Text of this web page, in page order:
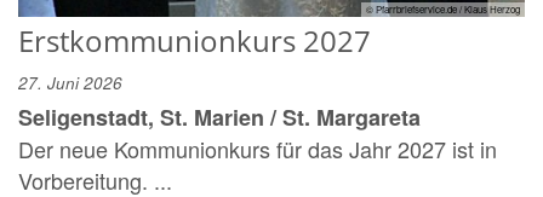
© Pfarrbriefservice.de / Klaus Herzog
Erstkommunionkurs 2027
27. Juni 2026
Seligenstadt, St. Marien / St. Margareta
Der neue Kommunionkurs für das Jahr 2027 ist in
Vorbereitung. ...